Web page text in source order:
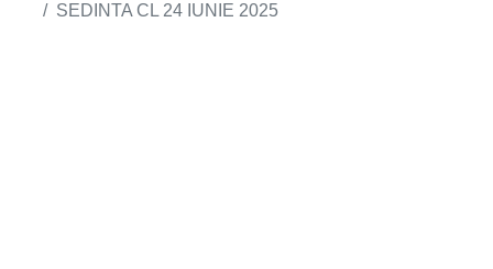
SEDINTA CL 24 IUNIE 2025